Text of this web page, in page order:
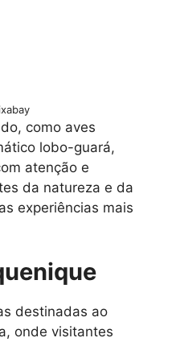
como aves
lobo-guará,
atenção e
da natureza e da
experiências mais
destinadas ao
onde visitantes